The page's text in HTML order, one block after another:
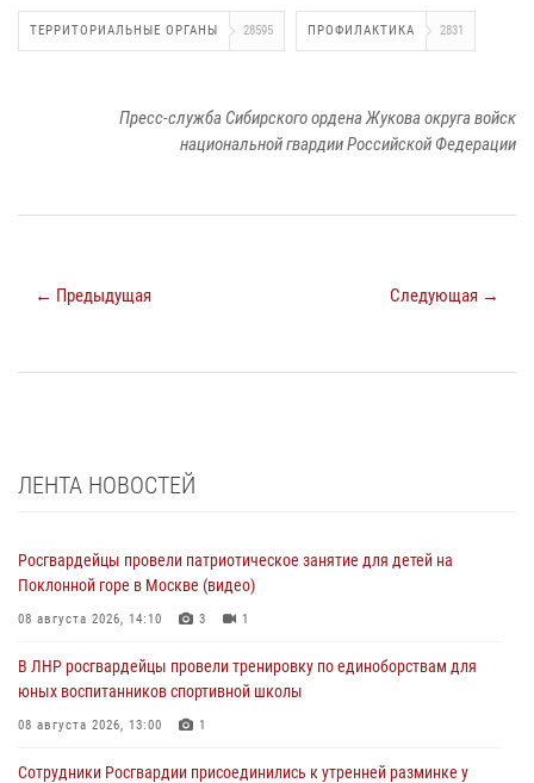
ТЕРРИТОРИАЛЬНЫЕ ОРГАНЫ 28595 ПРОФИЛАКТИКА 2831
Пресс-служба Сибирского ордена Жукова округа войск
национальной гвардии Российской Федерации
← Предыдущая Следующая →
ЛЕНТА НОВОСТЕЙ
Росгвардейцы провели патриотическое занятие для детей на
Поклонной горе в Москве (видео)
08 августа 2026, 14:10 3 1
В ЛНР росгвардейцы провели тренировку по единоборствам для
юных воспитанников спортивной школы
08 августа 2026, 13:00 1
Сотрудники Росгвардии присоединились к утренней разминке у